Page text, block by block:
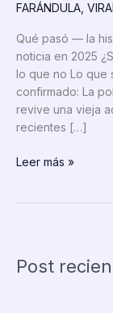
FARÁNDULA
Qué pasó — la
noticia en 2025
lo que no Lo que
confirmado: La
revive una vieja
recientes […]
El
Christian
Leer más »
Post